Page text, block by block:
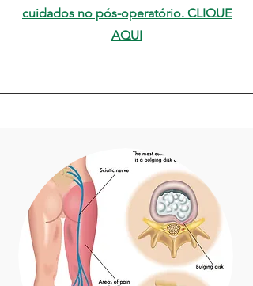
cuidados no pós-operatório. CLIQUE
AQUI